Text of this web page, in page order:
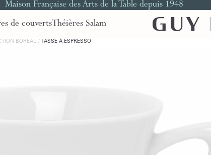
Maison Française des Arts de la Table depuis 1948
de couvertsThéières Salam
BOREAL TASSE À ESPRESSO